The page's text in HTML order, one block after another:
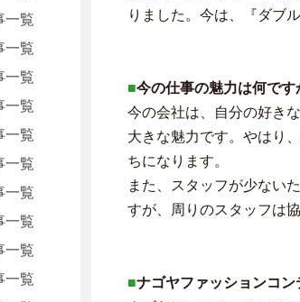
りました。今は、『ダブ
■今の仕事の魅力は何です
今の会社は、自分の好き
大きな魅力です。やはり
ちになります。
また、スタッフが少ない
すが、周りのスタッフは
■ナゴヤファッションコン
一覧
一覧
一覧
一覧
一覧
一覧
一覧
一覧
一覧
一覧